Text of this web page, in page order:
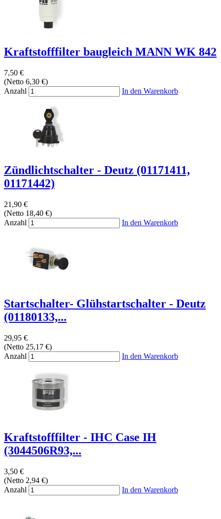
Kraftstofffilter baugleich MANN WK 842
7,50 €
(Netto 6,30 €)
Anzahl
In den Warenkorb
Zündlichtschalter - Deutz (01171411,
01171442)
21,90 €
(Netto 18,40 €)
Anzahl
In den Warenkorb
Startschalter- Glühstartschalter - Deutz
(01180133,...
29,95 €
(Netto 25,17 €)
Anzahl
In den Warenkorb
Kraftstofffilter - IHC Case IH
(3044506R93,...
3,50 €
(Netto 2,94 €)
Anzahl
In den Warenkorb